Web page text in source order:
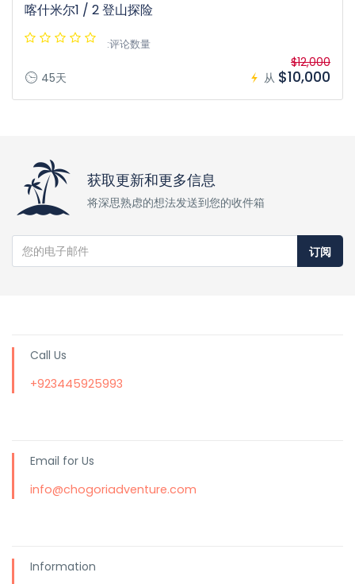
喀什米尔1 / 2 登山探险
:评论数量
45天 从
$12,000
$10,000
获取更新和更多信息
将深思熟虑的想法发送到您的收件箱
订阅
Call Us
+923445925993
Email for Us
info@chogoriadventure.com
Information